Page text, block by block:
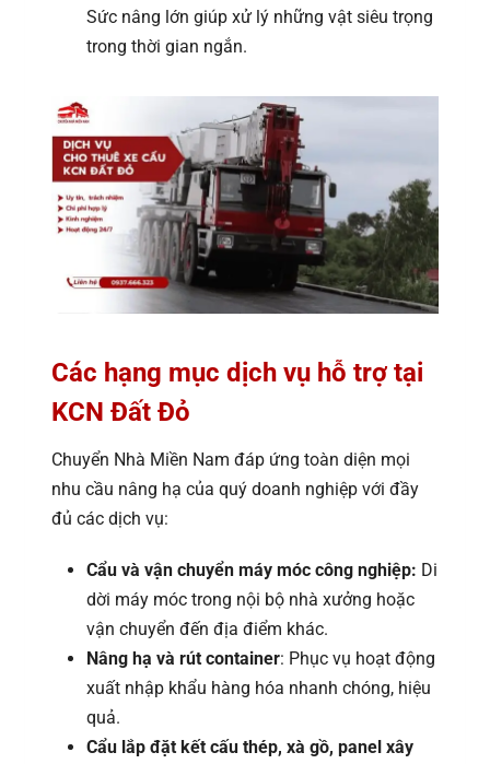
Sức nâng lớn giúp xử lý những vật siêu trọng
trong thời gian ngắn.
Các hạng mục dịch vụ hỗ trợ tại
KCN Đất Đỏ
Chuyển Nhà Miền Nam đáp ứng toàn diện mọi
nhu cầu nâng hạ của quý doanh nghiệp với đầy
đủ các dịch vụ:
Cẩu và vận chuyển máy móc công nghiệp: Di
dời máy móc trong nội bộ nhà xưởng hoặc
vận chuyển đến địa điểm khác.
Nâng hạ và rút container: Phục vụ hoạt động
xuất nhập khẩu hàng hóa nhanh chóng, hiệu
quả.
Cẩu lắp đặt kết cấu thép, xà gồ, panel xây